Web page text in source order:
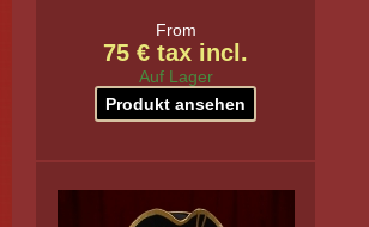
From
75 € tax incl.
Auf Lager
Produkt ansehen